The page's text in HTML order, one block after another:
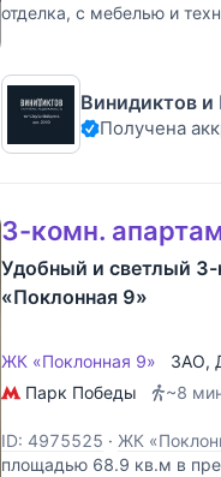
отделка, с мебелью и
Винидиктов
Получена
3-комн.
Удобный и светлый
«Поклонная 9»
ЖК «Поклонная 9» ЗАО,
Парк Победы
~8
ID: 4975525 · ЖК
площадью 68.9 кв.м в